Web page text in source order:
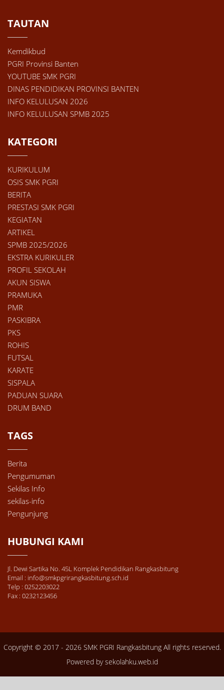
TAUTAN
Kemdikbud
PGRI Provinsi Banten
YOUTUBE SMK PGRI
DINAS PENDIDIKAN PROVINSI BANTEN
INFO KELULUSAN 2026
INFO KELULUSAN SPMB 2025
KATEGORI
KURIKULUM
OSIS SMK PGRI
BERITA
PRESTASI SMK PGRI
KEGIATAN
ARTIKEL
SPMB 2025/2026
EKSTRA KURIKULER
PROFIL SEKOLAH
AKUN SISWA
PRAMUKA
PMR
PASKIBRA
PKS
ROHIS
FUTSAL
KARATE
SISPALA
PADUAN SUARA
DRUM BAND
TAGS
Berita
Pengumuman
Sekilas Info
sekilas-info
Pengunjung
HUBUNGI KAMI
Jl. Dewi Sartika No. 45L Komplek Pendidikan Rangkasbitung
Email : info@smkpgrirangkasbitung.sch.id
Telp : 0252203022
Fax : 0232123456
Copyright © 2017 - 2026SMK PGRI RangkasbitungAll rights reserved.
Powered bysekolahku.web.id